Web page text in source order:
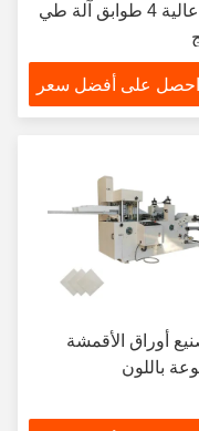
قدرة عالية 4 طوابق آلة طي
احصل على أفضل سعر
أوراق الأقمشة
باللون